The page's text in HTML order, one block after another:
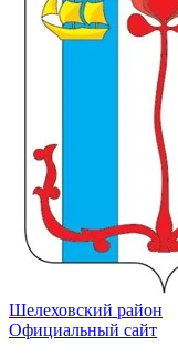
Шелеховский район
Официальный сайт